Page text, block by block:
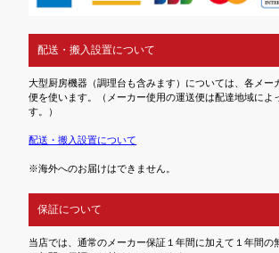
配送・搬入設置について
大型厨房機器（調理台も含みます）については、各メー
便を使います。（メーカー使用の運送便は配達地域によ
す。）
配送・搬入設置について
※海外へのお届けはできません。
保証について
当店では、通常のメーカー保証１年間に加えて１年間の